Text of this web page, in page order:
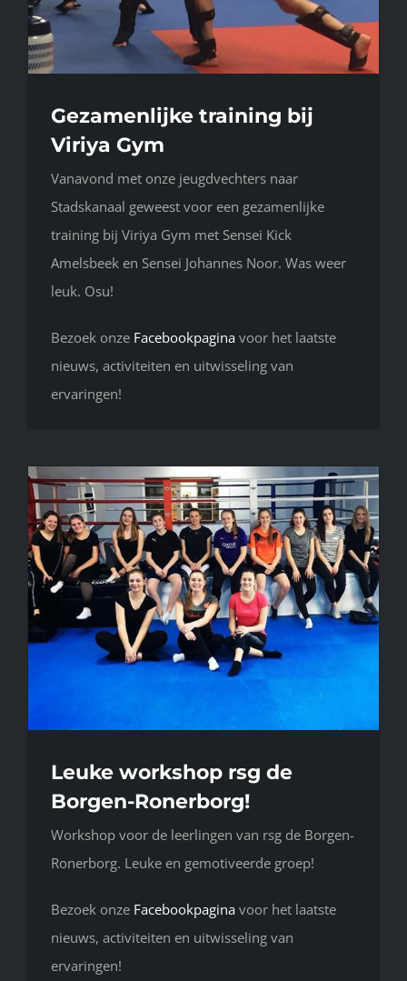
Gezamenlijke training bij
Viriya Gym
Vanavond met onze jeugdvechters naar
Stadskanaal geweest voor een gezamenlijke
training bij Viriya Gym met Sensei Kick
Amelsbeek en Sensei Johannes Noor. Was weer
leuk. Osu!
Bezoek onze Facebookpagina voor het laatste
nieuws, activiteiten en uitwisseling van
ervaringen!
Leuke workshop rsg de
Borgen-Ronerborg!
Workshop voor de leerlingen van rsg de Borgen-
Ronerborg. Leuke en gemotiveerde groep!
Bezoek onze Facebookpagina voor het laatste
nieuws, activiteiten en uitwisseling van
ervaringen!